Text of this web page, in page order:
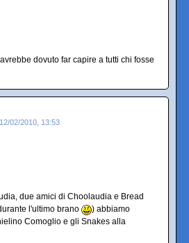
dovuto far capire a tutti chi fosse
12/02/2010, 13:53
due amici di Choolaudia e Bread
l'ultimo brano
) abbiamo
Comoglio e gli Snakes alla